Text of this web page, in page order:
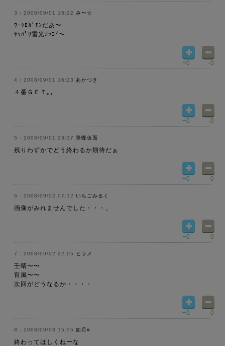
2008/09/01 15:22 み〜☆
ﾜｰｼﾛｶﾞﾓﾝだあ〜
ﾔｯﾊﾟﾘ雷光ｶｯｺｲ〜
+0 -0
2008/09/01 16:23 あかつき
４番ＧＥＴ｡｡
+0 -0
2008/09/01 23:37 華蝶仮面
残りわずかでどう終わるか期待だぁ
+0 -0
2008/09/02 07:12 いちごみるく
画像がみれませんでした・・・。
+0 -0
2008/09/02 22:05 ヒラメ
壬晴〜〜
宵風〜〜
次回がどうなるか・・・・
+0 -0
2008/09/03 15:55 如月#
終わってほしくねーな